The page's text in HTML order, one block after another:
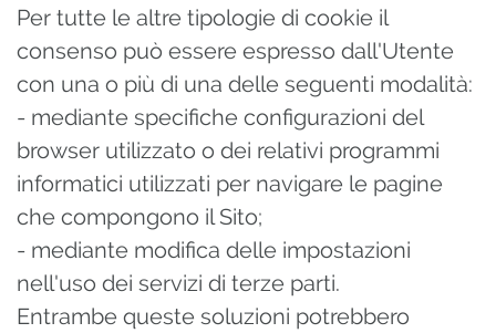
Per tutte le altre tipologie di cookie il
consenso può essere espresso dall'Utente
con una o più di una delle seguenti modalità:
- mediante specifiche configurazioni del
browser utilizzato o dei relativi programmi
informatici utilizzati per navigare le pagine
che compongono il Sito;
- mediante modifica delle impostazioni
nell'uso dei servizi di terze parti.
Entrambe queste soluzioni potrebbero